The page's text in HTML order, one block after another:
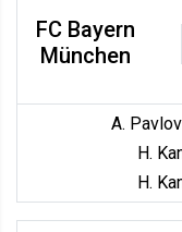
FC Bayern
München
A.
H.
H.